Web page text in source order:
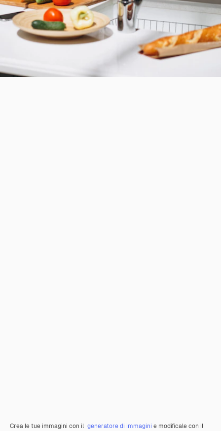
Crea le tue immagini con il generatore di immagini e modificale con il